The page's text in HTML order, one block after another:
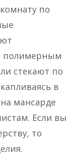
по
полимерным
стекают по
в
мансарде
Если вы
то